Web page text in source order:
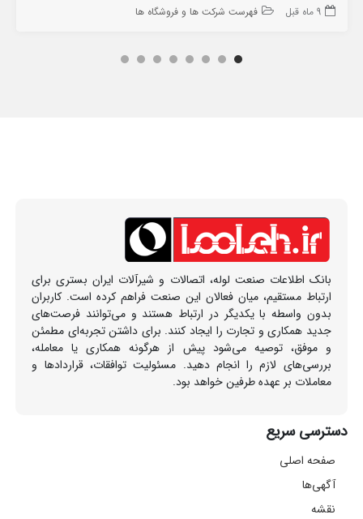
9 ماه قبل فهرست شرکت ها و فروشگاه ها
بانک اطلاعات صنعت لوله، اتصالات و شیرآلات ایران بستری برای
ارتباط مستقیم، میان فعالان این صنعت فراهم کرده است. کاربران
بدون واسطه با یکدیگر در ارتباط هستند و می‌توانند فرصت‌های
جدید همکاری و تجارت را ایجاد کنند. برای داشتن تجربه‌ای مطمئن
و موفق، توصیه می‌شود پیش از هرگونه همکاری یا معامله،
بررسی‌های لازم را انجام دهید. مسئولیت توافقات، قراردادها و
معاملات بر عهده طرفین خواهد بود.
دسترسی سریع
صفحه اصلی
آگهی‌ها
نقشه